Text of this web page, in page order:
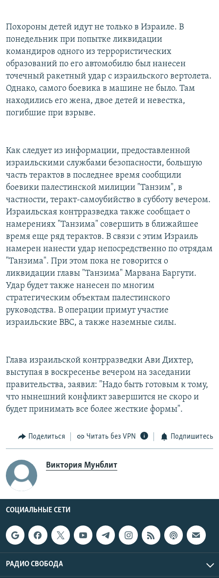
Похороны детей идут не только в Израиле. В
понедельник при попытке ликвидации
командиров одного из террористических
образований по его автомобилю был нанесен
точечный ракетный удар с израильского вертолета.
Однако, самого боевика в машине не было. Там
находились его жена, двое детей и невестка,
погибшие при взрыве.
Как следует из информации, предоставленной
израильскими службами безопасности, большую
часть терактов в последнее время сообщили
боевики палестинской милиции "Танзим", в
частности, теракт-самоубийство в субботу вечером.
Израильская контрразведка также сообщает о
намерениях "Танзима" совершить в ближайшее
время еще ряд терактов. В связи с этим Израиль
намерен нанести удар непосредственно по отрядам
"Танзима". При этом пока не говорится о
ликвидации главы "Танзима" Марвана Баргути.
Удар будет также нанесен по многим
стратегическим объектам палестинского
руководства. В операции примут участие
израильские ВВС, а также наземные силы.
Глава израильской контрразведки Ави Дихтер,
выступая в воскресенье вечером на заседании
правительства, заявил: "Надо быть готовым к тому,
что нынешний конфликт завершится не скоро и
будет принимать все более жесткие формы".
Поделиться Читать без VPN Подпишитесь
Виктория Мунблит
СОЦИАЛЬНЫЕ СЕТИ
РАДИО СВОБОДА